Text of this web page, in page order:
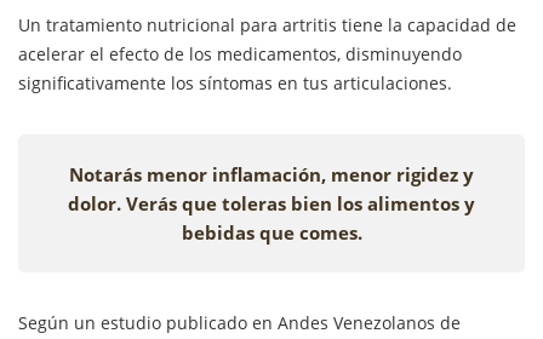
Un tratamiento nutricional para artritis tiene la capacidad de
acelerar el efecto de los medicamentos, disminuyendo
significativamente los síntomas en tus articulaciones.
Notarás menor inflamación, menor rigidez y
dolor. Verás que toleras bien los alimentos y
bebidas que comes.
Según un estudio publicado en Andes Venezolanos de